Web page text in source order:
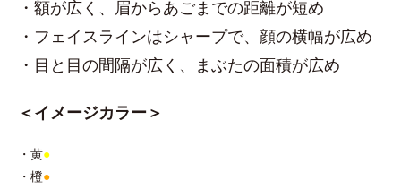
・額が広く、眉からあごまでの距離が短め
・フェイスラインはシャープで、顔の横幅が広め
・目と目の間隔が広く、まぶたの面積が広め
＜イメージカラー＞
・黄●
・橙●